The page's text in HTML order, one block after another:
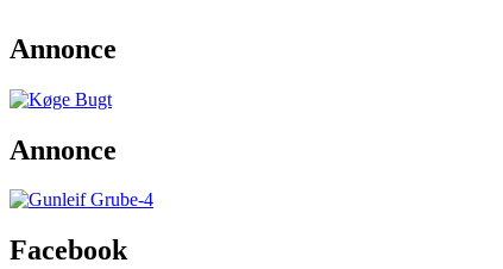
Annonce
Annonce
Facebook